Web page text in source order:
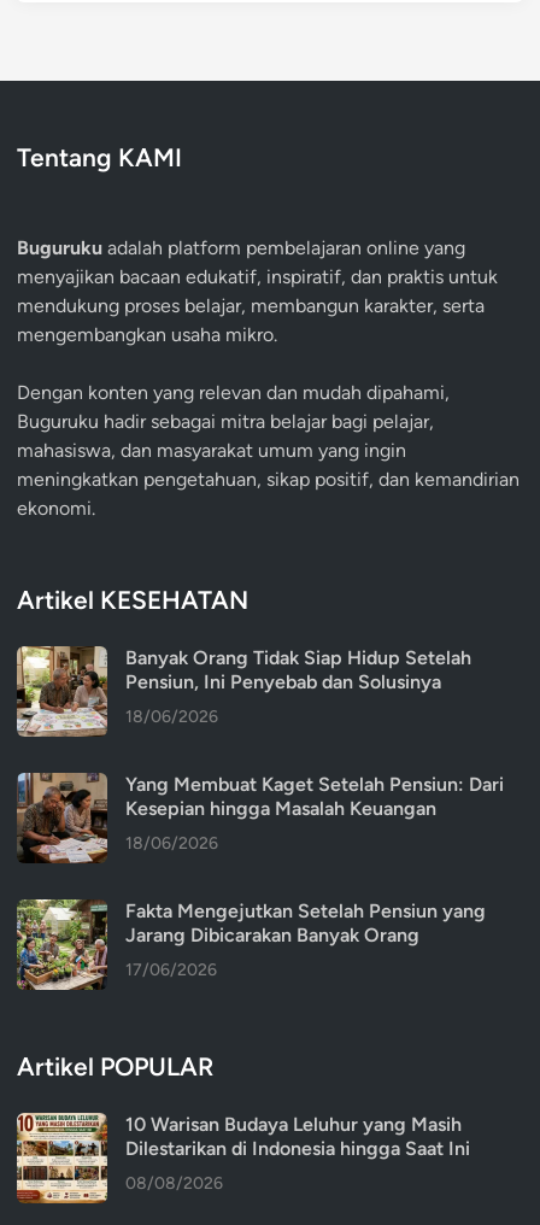
Tentang KAMI
Buguruku adalah platform pembelajaran online yang
menyajikan bacaan edukatif, inspiratif, dan praktis untuk
mendukung proses belajar, membangun karakter, serta
mengembangkan usaha mikro.
Dengan konten yang relevan dan mudah dipahami,
Buguruku hadir sebagai mitra belajar bagi pelajar,
mahasiswa, dan masyarakat umum yang ingin
meningkatkan pengetahuan, sikap positif, dan kemandirian
ekonomi.
Artikel KESEHATAN
Banyak Orang Tidak Siap Hidup Setelah
Pensiun, Ini Penyebab dan Solusinya
18/06/2026
Yang Membuat Kaget Setelah Pensiun: Dari
Kesepian hingga Masalah Keuangan
18/06/2026
Fakta Mengejutkan Setelah Pensiun yang
Jarang Dibicarakan Banyak Orang
17/06/2026
Artikel POPULAR
10 Warisan Budaya Leluhur yang Masih
Dilestarikan di Indonesia hingga Saat Ini
08/08/2026